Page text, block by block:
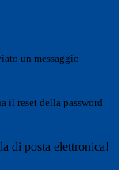
un messaggio
il reset della password
di posta elettronica!